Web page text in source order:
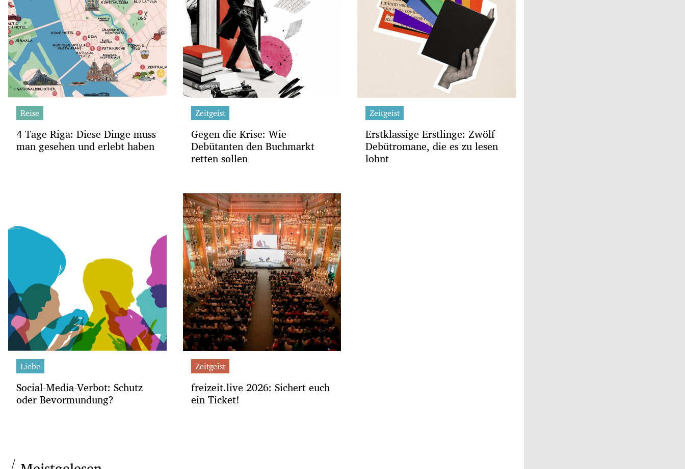
Reise
4 Tage Riga: Diese Dinge muss
man gesehen und erlebt haben
Zeitgeist
Gegen die Krise: Wie
Debütanten den Buchmarkt
retten sollen
Zeitgeist
Erstklassige Erstlinge: Zwölf
Debütromane, die es zu lesen
lohnt
Liebe
Social-Media-Verbot: Schutz
oder Bevormundung?
Zeitgeist
freizeit.live 2026: Sichert euch
ein Ticket!